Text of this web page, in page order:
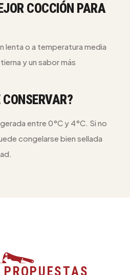
COCCIÓN PARA
lenta o a temperatura media
y un sabor más
CONSERVAR?
entre 0°C y 4°C. Si no
congelarse bien sellada
PROPUESTAS